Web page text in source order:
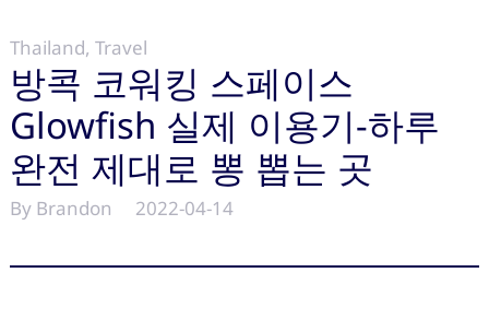
기Thailand, Travel
방콕 코워킹 스페이스
Glowfish 실제 이용기-하루
완전 제대로 뽕 뽑는 곳
By Brandon 2022-04-14